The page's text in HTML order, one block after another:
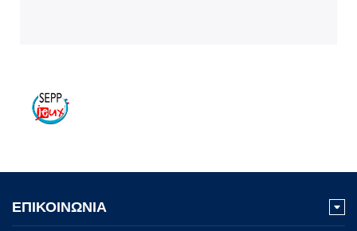
ΕΠΙΚΟΙΝΩΝΙΑ